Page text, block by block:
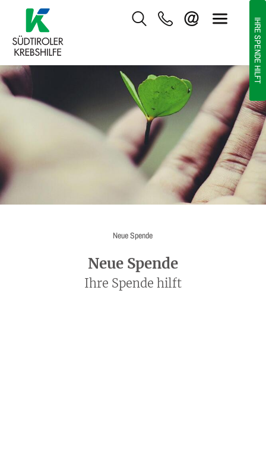
IHRE SPENDE HILFT
Neue Spende
Neue Spende
Ihre Spende hilft